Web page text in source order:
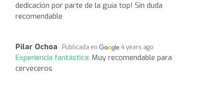
dedicación por parte de la guía top! Sin duda
recomendable
Pilar Ochoa Publicada en 4 years ago
Experiencia fantástica: Muy recomendable para
cerveceros